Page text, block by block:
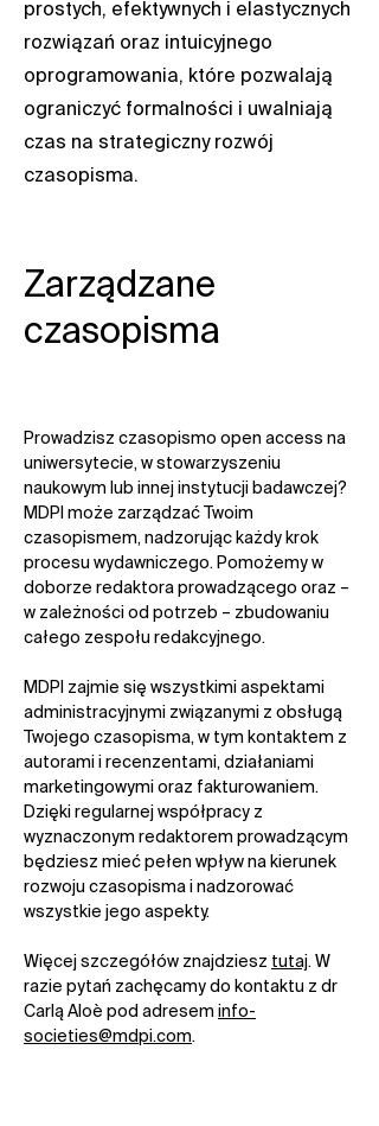
prostych, efektywnych i elastycznych
rozwiązań oraz intuicyjnego
oprogramowania, które pozwalają
ograniczyć formalności i uwalniają
czas na strategiczny rozwój
czasopisma.
Zarządzane
czasopisma​
Prowadzisz czasopismo open access na
uniwersytecie, w stowarzyszeniu
naukowym lub innej instytucji badawczej?
MDPI może zarządzać Twoim
czasopismem, nadzorując każdy krok
procesu wydawniczego. Pomożemy w
doborze redaktora prowadzącego oraz –
w zależności od potrzeb – zbudowaniu
całego zespołu redakcyjnego.
MDPI zajmie się wszystkimi aspektami
administracyjnymi związanymi z obsługą
Twojego czasopisma, w tym kontaktem z
autorami i recenzentami, działaniami
marketingowymi oraz fakturowaniem.
Dzięki regularnej współpracy z
wyznaczonym redaktorem prowadzącym
będziesz mieć pełen wpływ na kierunek
rozwoju czasopisma i nadzorować
wszystkie jego aspekty.
Więcej szczegółów znajdziesz tutaj. W
razie pytań zachęcamy do kontaktu z dr
Carlą Aloè pod adresem info-
societies@mdpi.com.